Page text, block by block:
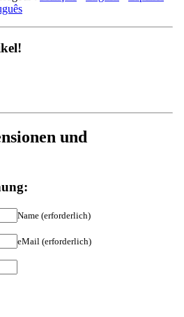
und
Name (erforderlich)
eMail (erforderlich)